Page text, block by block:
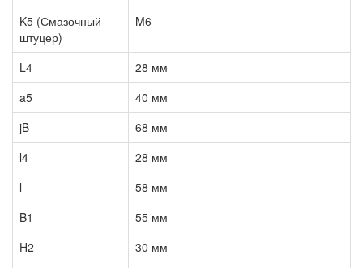
K5 (Смазочный
штуцер)
M6
L4
28 мм
a5
40 мм
jB
68 мм
l4
28 мм
l
58 мм
B1
55 мм
H2
30 мм